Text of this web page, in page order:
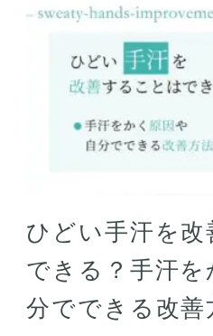
ひどい手汗を
できる？手汗を
分でできる改善